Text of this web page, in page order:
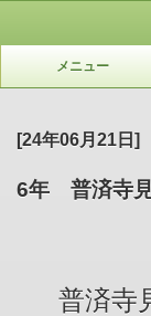
メニュー
[24年06月21日]
6年 普済寺
普済寺